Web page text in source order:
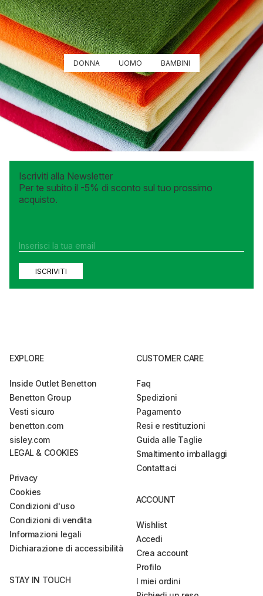
36 38
40 42
44 46
48
36 38
40 42
44 46
48 50
DONNA UOMO BAMBINI
Iscriviti alla Newsletter
Per te subito il -5% di sconto sul tuo prossimo
acquisto.
ISCRIVITI
EXPLORE
Inside Outlet Benetton
Benetton Group
Vesti sicuro
benetton.com
sisley.com
CUSTOMER CARE
Faq
Spedizioni
Pagamento
Resi e restituzioni
Guida alle Taglie
Smaltimento imballaggi
Contattaci
LEGAL & COOKIES
Privacy
Cookies
Condizioni d'uso
Condizioni di vendita
Informazioni legali
Dichiarazione di accessibilità
STAY IN TOUCH
ACCOUNT
Wishlist
Accedi
Crea account
Profilo
I miei ordini